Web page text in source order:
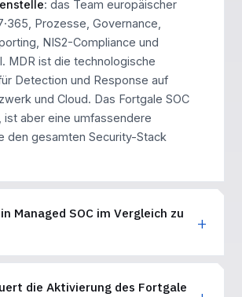
: das Team europäischer
Prozesse, Governance,
NIS2-Compliance und
MDR ist die technologische
Detection und Response auf
und Cloud. Das Fortgale SOC
, ist aber eine umfassendere
den gesamten Security-Stack
Managed SOC im Vergleich zu
die Aktivierung des Fortgale